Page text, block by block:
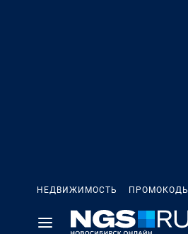
НЕДВИЖИМОСТЬ ПРОМОКОДЫ